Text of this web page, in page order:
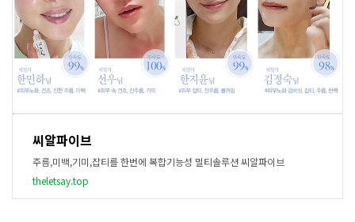
씨알파이브
주름,미백,기미,잡티를 한번에 복합기능성 멀티솔루션 씨알파이브
theletsay.top